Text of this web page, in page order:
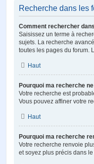
Recherche dans les
Comment rechercher
Saisissez un terme à
sujets. La recherche
toutes les pages du forum.
Haut
Pourquoi ma recherche
Votre recherche est
Vous pouvez affiner votre
Haut
Pourquoi ma recherche
Votre recherche renvoie
et soyez plus précis dans